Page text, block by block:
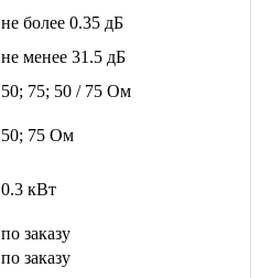
не более 0.35 дБ
не менее 31.5 дБ
50; 75; 50 / 75 Ом
50; 75 Ом
0.3 кВт
по заказу
по заказу